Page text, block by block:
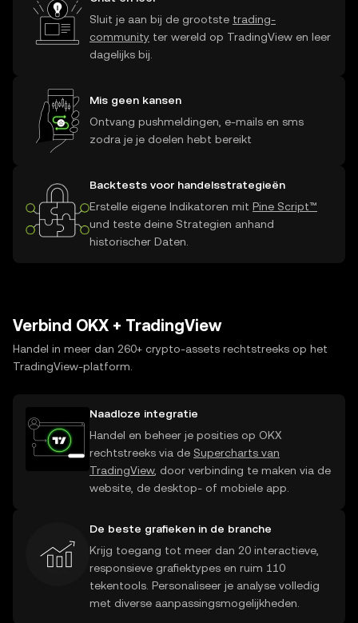
Sluit je aan bij de grootste trading-
community ter wereld op TradingView en leer
dagelijks bij.
Mis geen kansen
Ontvang pushmeldingen, e-mails en sms
zodra je je doelen hebt bereikt
Backtests voor handelsstrategieën
Erstelle eigene Indikatoren mit Pine Script™
und teste deine Strategien anhand
historischer Daten.
Verbind OKX + TradingView
Handel in meer dan 260+ crypto-assets rechtstreeks op het
TradingView-platform.
Naadloze integratie
Handel en beheer je posities op OKX
rechtstreeks via de Supercharts van
TradingView, door verbinding te maken via de
website, de desktop- of mobiele app.
De beste grafieken in de branche
Krijg toegang tot meer dan 20 interactieve,
responsieve grafiektypes en ruim 110
tekentools. Personaliseer je analyse volledig
met diverse aanpassingsmogelijkheden.